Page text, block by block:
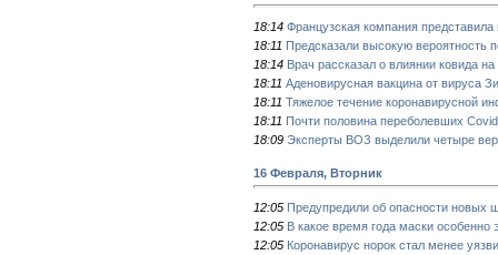
18:14 Французская компания
18:11 Предсказали высокую вероятность
18:14 Врач рассказал о влиянии ковида
18:11 Аденовирусная вакцина от вируса
18:11 Тяжелое течение коронавирусной
18:11 Почти половина переболевших
18:09 Эксперты ВОЗ выделили четыре
16 Февраля, Вторник
12:05 Предупредили об опасности новых
12:05 В какое время года маски
12:05 Коронавирус норок стал менее